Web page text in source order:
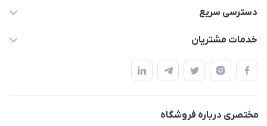
02136781755
دسترسی سریع
پلنر و دفتر
استایل معلم و دانش آموز
بازی و نمایش
تزئین کلاس
خدمات مشتریان
قوانین و مقررات
حریم خصوصی
مختصری درباره فروشگاه